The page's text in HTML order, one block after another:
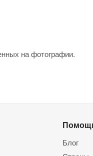
на фотографии.
Блог